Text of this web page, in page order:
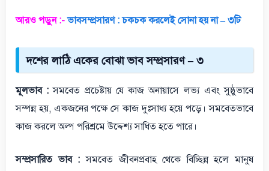
আরও পড়ুন :- ভাবসম্প্রসারণ : চকচক করলেই সোনা হয় না – ৩টি
দশের লাঠি একের বোঝা ভাব সম্প্রসারণ – ৩
মূলভাব : সমবেত প্রচেষ্টায় যে কাজ অনায়াসে লভ্য এবং সুষ্ঠুভাবে
সম্পন্ন হয়, একজনের পক্ষে সে কাজ দুঃসাধ্য হয়ে পড়ে। সমবেতভাবে
কাজ করলে অল্প পরিশ্রমে উদ্দেশ্য সাধিত হতে পারে।
সম্প্রসারিত ভাব : সমবেত জীবনপ্রবাহ থেকে বিচ্ছিন্ন হলে মানুষ